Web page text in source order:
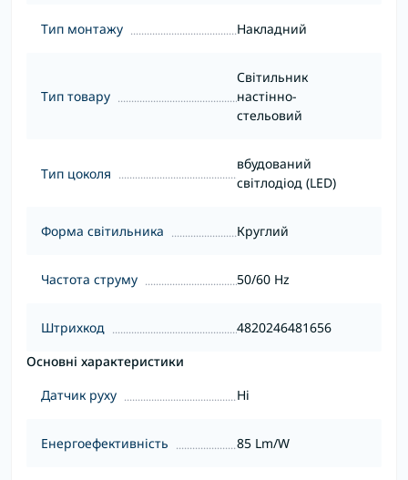
Тип монтажу Накладний
Тип товару
Світильник
настінно-
стельовий
Тип цоколя
вбудований
світлодіод (LED)
Форма світильника Круглий
Частота струму 50/60 Hz
Штрихкод
4820246481656
Основні характеристики
Датчик руху
Ні
Енергоефективність 85 Lm/W